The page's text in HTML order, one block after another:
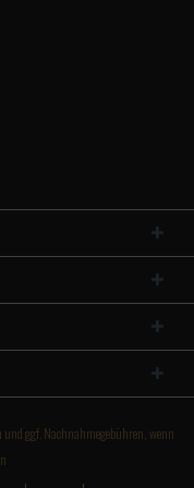
und ggf. Nachnahmegebühren, wenn